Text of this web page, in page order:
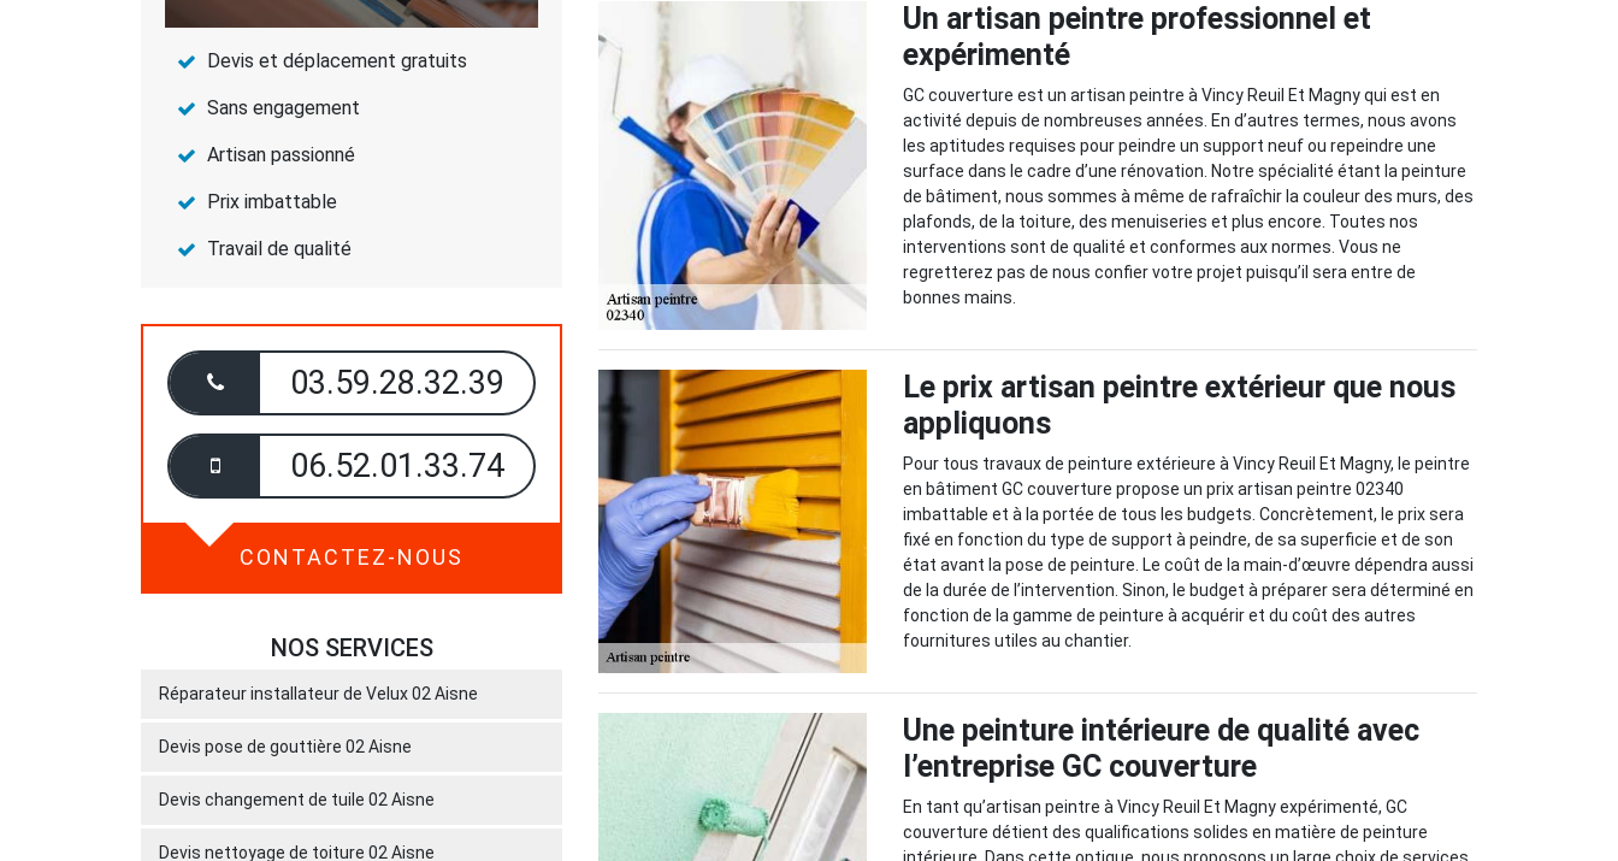
Devis et déplacement gratuits
Sans engagement
Artisan passionné
Prix imbattable
Travail de qualité
03.59.28.32.39
06.52.01.33.74
CONTACTEZ-NOUS
NOS SERVICES
Réparateur installateur de Velux 02 Aisne
Devis pose de gouttière 02 Aisne
Devis changement de tuile 02 Aisne
Devis nettoyage de toiture 02 Aisne
Un artisan peintre professionnel et
expérimenté
GC couverture est un artisan peintre à Vincy Reuil Et Magny qui est en
activité depuis de nombreuses années. En d’autres termes, nous avons
les aptitudes requises pour peindre un support neuf ou repeindre une
surface dans le cadre d’une rénovation. Notre spécialité étant la peinture
de bâtiment, nous sommes à même de rafraîchir la couleur des murs, des
plafonds, de la toiture, des menuiseries et plus encore. Toutes nos
interventions sont de qualité et conformes aux normes. Vous ne
regretterez pas de nous confier votre projet puisqu’il sera entre de
bonnes mains.
Le prix artisan peintre extérieur que nous
appliquons
Pour tous travaux de peinture extérieure à Vincy Reuil Et Magny, le peintre
en bâtiment GC couverture propose un prix artisan peintre 02340
imbattable et à la portée de tous les budgets. Concrètement, le prix sera
fixé en fonction du type de support à peindre, de sa superficie et de son
état avant la pose de peinture. Le coût de la main-d’œuvre dépendra aussi
de la durée de l’intervention. Sinon, le budget à préparer sera déterminé en
fonction de la gamme de peinture à acquérir et du coût des autres
fournitures utiles au chantier.
Une peinture intérieure de qualité avec
l’entreprise GC couverture
En tant qu’artisan peintre à Vincy Reuil Et Magny expérimenté, GC
couverture détient des qualifications solides en matière de peinture